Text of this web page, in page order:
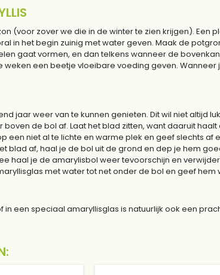
(voor zover we die in de winter te zien krijgen). Een
in het begin zuinig met water geven. Maak de
gaat vormen, en dan telkens wanneer de
een beetje vloeibare voeding geven.
jaar weer van te kunnen genieten. Dit wil niet altijd
de bol af. Laat het blad zitten, want daaruit
een niet al te lichte en warme plek en geef slechts
blad af, haal je de bol uit de grond en dep je hem
je de amarylisbol weer tevoorschijn en
met water tot net onder de bol en geef
in een speciaal amaryllisglas is natuurlijk ook een